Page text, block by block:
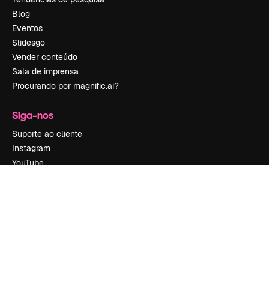
Blog
Eventos
Slidesgo
Vender conteúdo
Sala de imprensa
Procurando por magnific.ai?
Siga-nos
Suporte ao cliente
Instagram
YouTube